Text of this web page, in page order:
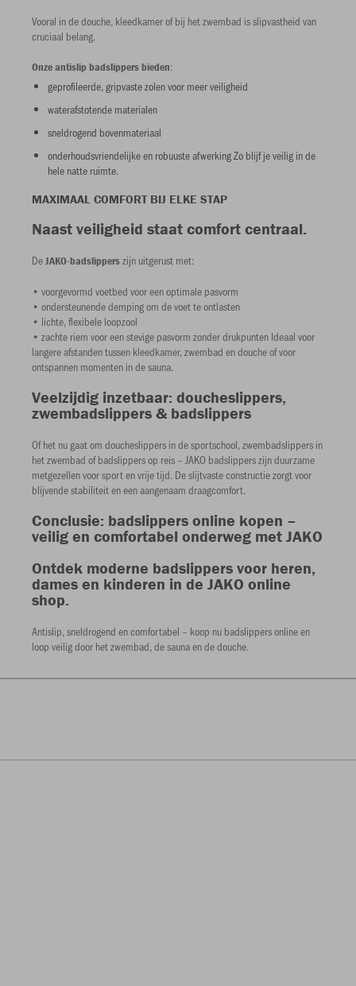
Vooral in de douche, kleedkamer of bij het zwembad is slipvastheid van
cruciaal belang.
Onze antislip badslippers bieden:
geprofileerde, gripvaste zolen voor meer veiligheid
waterafstotende materialen
sneldrogend bovenmateriaal
onderhoudsvriendelijke en robuuste afwerking Zo blijf je veilig in de
hele natte ruimte.
MAXIMAAL COMFORT BIJ ELKE STAP
Naast veiligheid staat comfort centraal.
DeJAKO-badslipperszijn uitgerust met:
• voorgevormd voetbed voor een optimale pasvorm
• ondersteunende demping om de voet te ontlasten
• lichte, flexibele loopzool
• zachte riem voor een stevige pasvorm zonder drukpunten Ideaal voor
langere afstanden tussen kleedkamer, zwembad en douche of voor
ontspannen momenten in de sauna.
Veelzijdig inzetbaar: doucheslippers,
zwembadslippers & badslippers
Of het nu gaat om doucheslippers in de sportschool, zwembadslippers in
het zwembad of badslippers op reis – JAKO badslippers zijn duurzame
metgezellen voor sport en vrije tijd. De slijtvaste constructie zorgt voor
blijvende stabiliteit en een aangenaam draagcomfort.
Conclusie: badslippers online kopen –
veilig en comfortabel onderweg met JAKO
Ontdek moderne badslippers voor heren,
dames en kinderen in de JAKO online
shop.
Antislip, sneldrogend en comfortabel – koop nu badslippers online en
loop veilig door het zwembad, de sauna en de douche.